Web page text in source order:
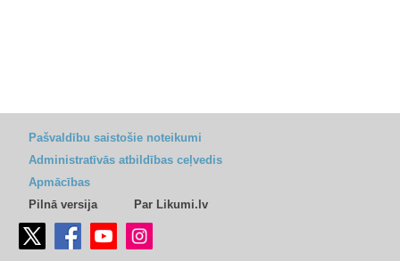
Pašvaldību saistošie noteikumi
Administratīvās atbildības ceļvedis
Apmācības
Pilnā versija
Par Likumi.lv